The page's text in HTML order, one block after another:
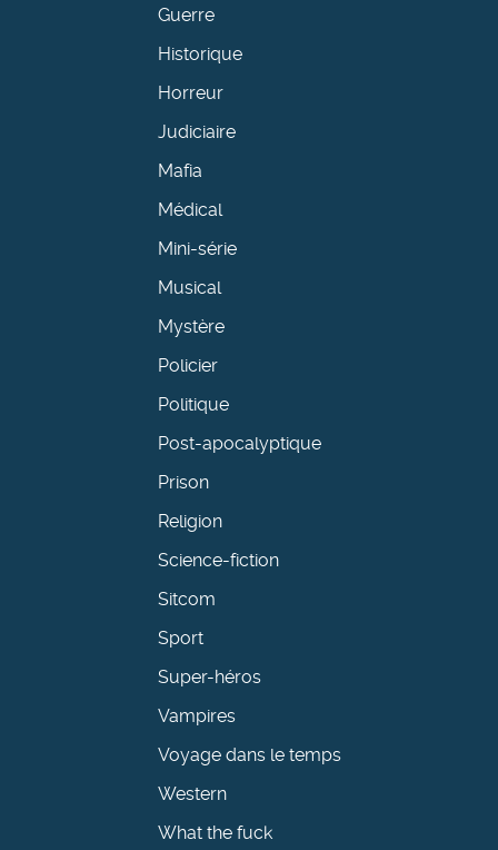
Guerre
Historique
Horreur
Judiciaire
Mafia
Médical
Mini-série
Musical
Mystère
Policier
Politique
Post-apocalyptique
Prison
Religion
Science-fiction
Sitcom
Sport
Super-héros
Vampires
Voyage dans le temps
Western
What the fuck